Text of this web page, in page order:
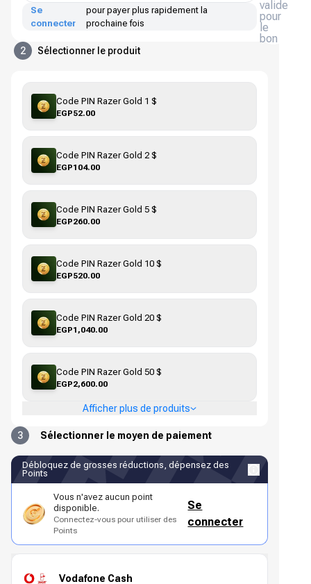
valide
pour
le
bon
Se
connecter
pour payer plus rapidement la
prochaine fois
2 Sélectionner le produit
Code PIN Razer Gold 1 $
EGP52.00
Code PIN Razer Gold 2 $
EGP104.00
Code PIN Razer Gold 5 $
EGP260.00
Code PIN Razer Gold 10 $
EGP520.00
Code PIN Razer Gold 20 $
EGP1,040.00
Code PIN Razer Gold 50 $
EGP2,600.00
Afficher plus de produits
3 Sélectionner le moyen de paiement
Débloquez de grosses réductions, dépensez des
Points
Vous n'avez aucun point
disponible.
Connectez-vous pour utiliser des
Points
Se
connecter
Vodafone Cash